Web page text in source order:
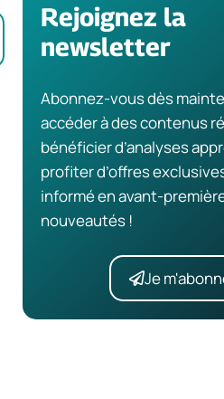
Rejoignez la
newsletter
Abonnez-vous dès
accéder à des contenus
bénéficier d’analyses
profiter d’offres
informé en avant-
nouveautés !
Je